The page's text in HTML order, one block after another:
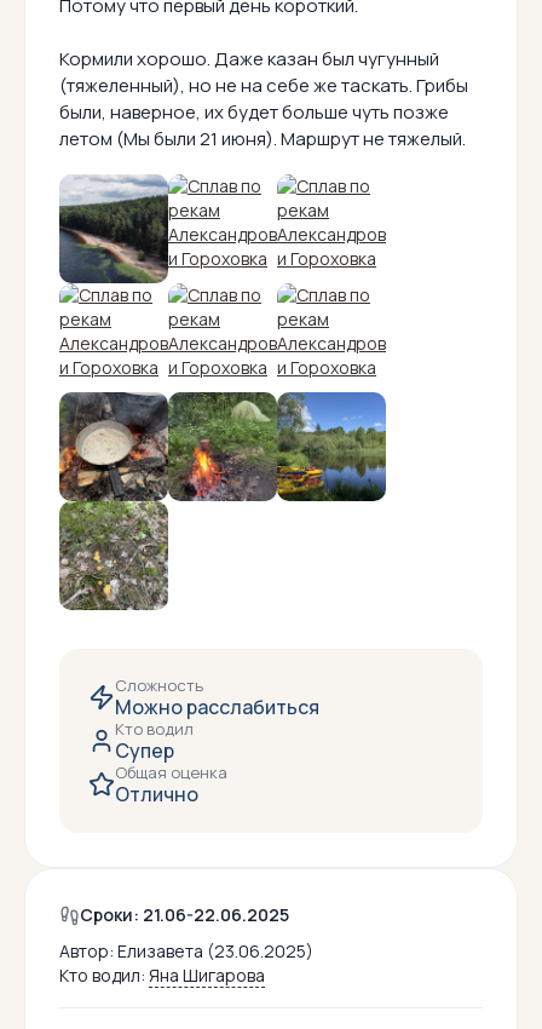
Потому что первый день короткий.
Кормили хорошо. Даже казан был чугунный
(тяжеленный), но не на себе же таскать. Грибы
были, наверное, их будет больше чуть позже
летом (Мы были 21 июня). Маршрут не тяжелый.
Сложность
Можно расслабиться
Кто водил
Супер
Общая оценка
Отлично
Сроки: 21.06-22.06.2025
Автор: Елизавета (23.06.2025)
Кто водил: Яна Шигарова